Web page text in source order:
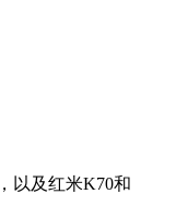
以及红米K70和